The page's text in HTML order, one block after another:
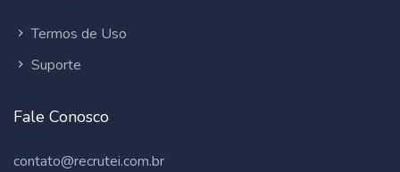
Termos de Uso
Suporte
Fale Conosco
contato@recrutei.com.br